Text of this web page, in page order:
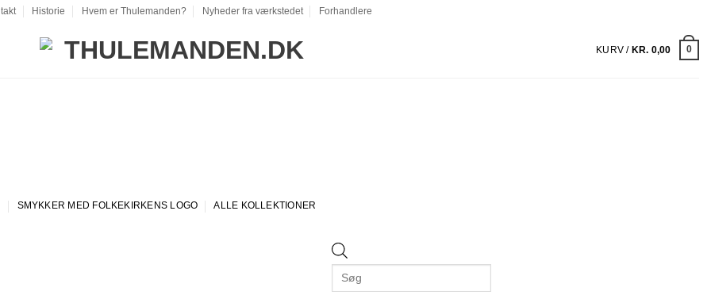
Historie Hvem er Thulemanden? Nyheder fra værkstedet Forhandlere
KURV / KR. 0,00 0
SMYKKER MED FOLKEKIRKENS LOGO ALLE KOLLEKTIONER
search